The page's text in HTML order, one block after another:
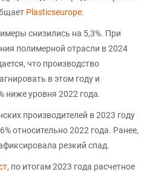
Рlasticseurope.
снизились на 5,3%. При
полимерной отрасли в 2024
что производство
в этом году и
ниже уровня 2022 года.
производителей в 2023 году
относительно 2022 года. Ранее,
резкий спад.
, по итогам 2023 года расчетное